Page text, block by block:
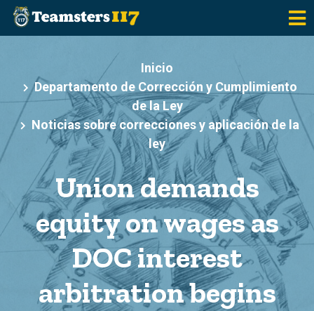
Saltar al contenido principal
Inicio
Departamento de Corrección y Cumplimiento
de la Ley
Noticias sobre correcciones y aplicación de la
ley
Union demands
equity on wages as
DOC interest
arbitration begins